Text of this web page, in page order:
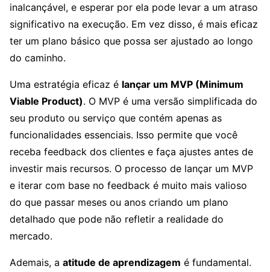
inalcançável, e esperar por ela pode levar a um atraso
significativo na execução. Em vez disso, é mais eficaz
ter um plano básico que possa ser ajustado ao longo
do caminho.
Uma estratégia eficaz é lançar um MVP (Minimum
Viable Product). O MVP é uma versão simplificada do
seu produto ou serviço que contém apenas as
funcionalidades essenciais. Isso permite que você
receba feedback dos clientes e faça ajustes antes de
investir mais recursos. O processo de lançar um MVP
e iterar com base no feedback é muito mais valioso
do que passar meses ou anos criando um plano
detalhado que pode não refletir a realidade do
mercado.
Ademais, a atitude de aprendizagem é fundamental.